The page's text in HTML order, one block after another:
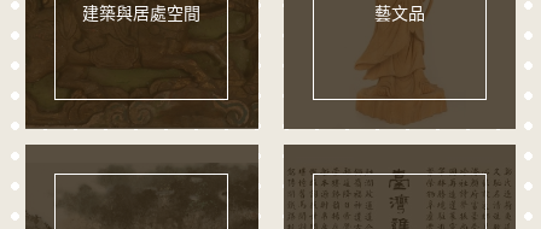
建築與居處空間 藝文品